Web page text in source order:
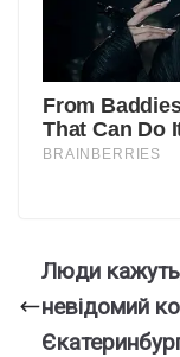
Люди
невідомий